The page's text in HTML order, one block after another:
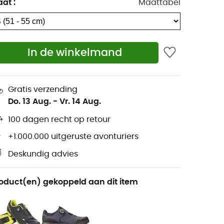
: Maattabel
In de winkelmand
Gratis verzending
Do. 13 Aug. - Vr. 14 Aug.
100 dagen recht op retour
+1.000.000 uitgeruste avonturiers
Deskundig advies
gekoppeld aan dit item